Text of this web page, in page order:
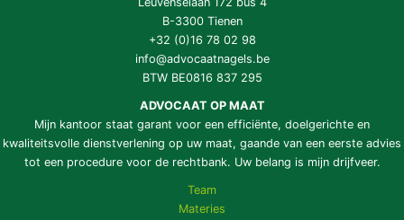
B-3300 Tienen
+32 (0)16 78 02 98
info@advocaatnagels.be
BTW BE0816 837 295
ADVOCAAT OP MAAT
Mijn kantoor staat garant voor een efficiënte, doelgerichte en
kwaliteitsvolle dienstverlening op uw maat, gaande van een eerste advies
tot een procedure voor de rechtbank. Uw belang is mijn drijfveer.
Team
Materies